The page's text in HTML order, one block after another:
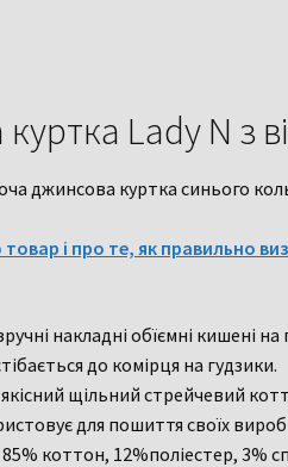
Lady N з
джинсова куртка синього
і про те, як правильно
накладні обїємні кишені
до комірця на гудзики.
якісний щільний стрейчевий
для пошиття своїх
коттон, 12%поліестер, 3%